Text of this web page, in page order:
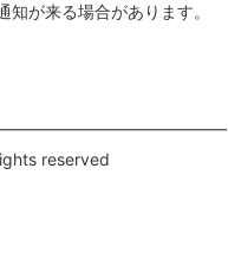
が来る場合があります。
reserved